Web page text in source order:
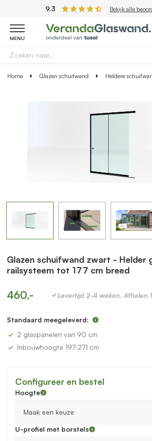
9.3 Bekijk alle
MENU
Home Glazen schuifwand Heldere
Glazen schuifwand zwart - Helder
railsysteem tot 177 cm breed
460,- Levertijd 2-4 weken. Afhalen
Standaard meegeleverd:
2 glaspanelen van 90 cm
Inbouwhoogte 197-271 cm
Configureer en bestel
Hoogte
U-profiel met borstels